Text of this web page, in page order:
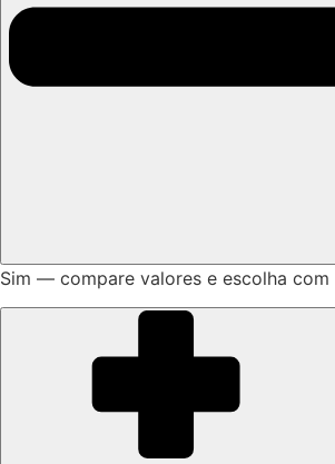
Sim — compare valores e escolha com